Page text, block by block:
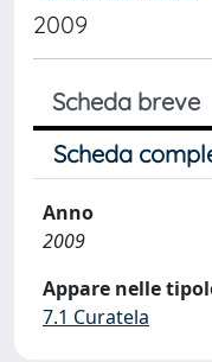
2009
Scheda breve
Scheda
Anno
2009
Appare nelle
7.1 Curatela